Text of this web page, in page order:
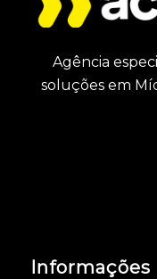
Agência
soluções em
Informações